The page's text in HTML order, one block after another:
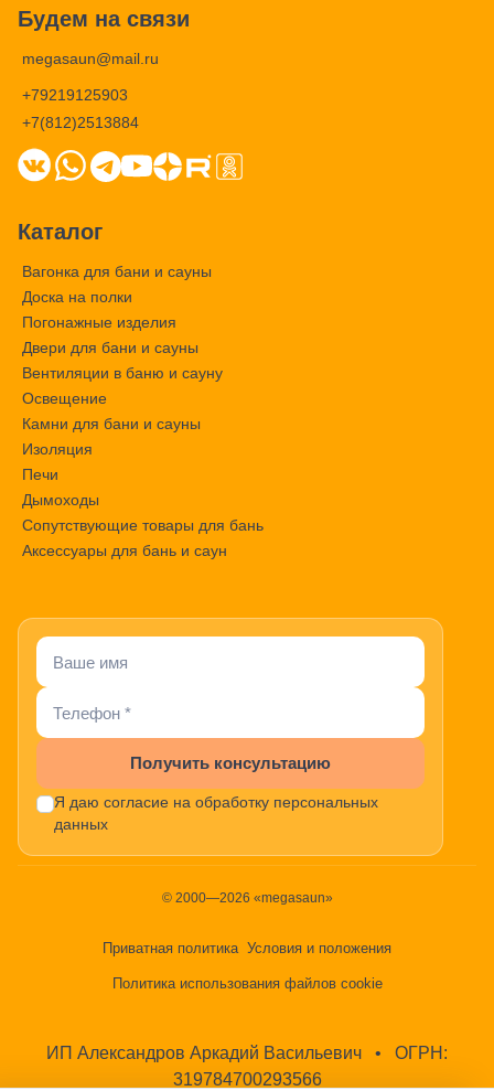
Будем на связи
megasaun@mail.ru
+79219125903
+7(812)2513884
Каталог
Вагонка для бани и сауны
Доска на полки
Погонажные изделия
Двери для бани и сауны
Вентиляции в баню и сауну
Освещение
Камни для бани и сауны
Изоляция
Печи
Дымоходы
Сопутствующие товары для бань
Аксессуары для бань и саун
Получить консультацию
Я даю согласие на обработку персональных
данных
© 2000—2026 «megasaun»
Приватная политика Условия и положения
Политика использования файлов cookie
ИП Александров Аркадий Васильевич •
ОГРН:
319784700293566